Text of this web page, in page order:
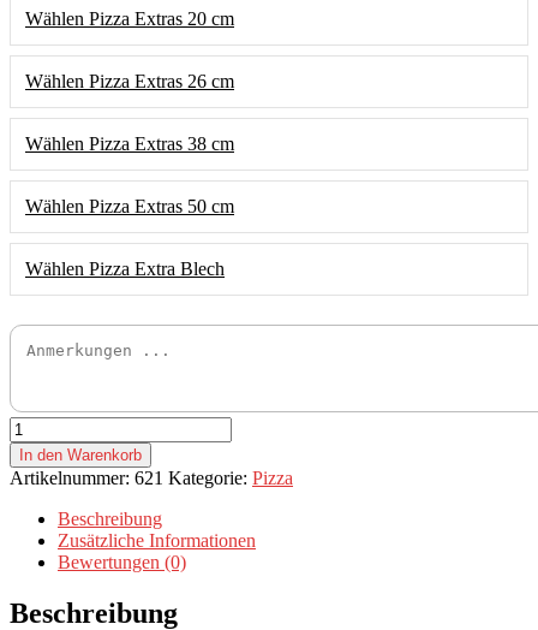
Wählen Pizza Extras 20 cm
Wählen Pizza Extras 26 cm
Wählen Pizza Extras 38 cm
Wählen Pizza Extras 50 cm
Wählen Pizza Extra Blech
Pizza
Italia
Menge
In den Warenkorb
Artikelnummer: 621 Kategorie: Pizza
Beschreibung
Zusätzliche Informationen
Bewertungen (0)
Beschreibung